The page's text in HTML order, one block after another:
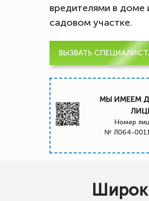
вредителями в доме
садовом участке.
ВЫЗВАТЬ
МЫ ИМЕЕМ
Номер
№ Л064-